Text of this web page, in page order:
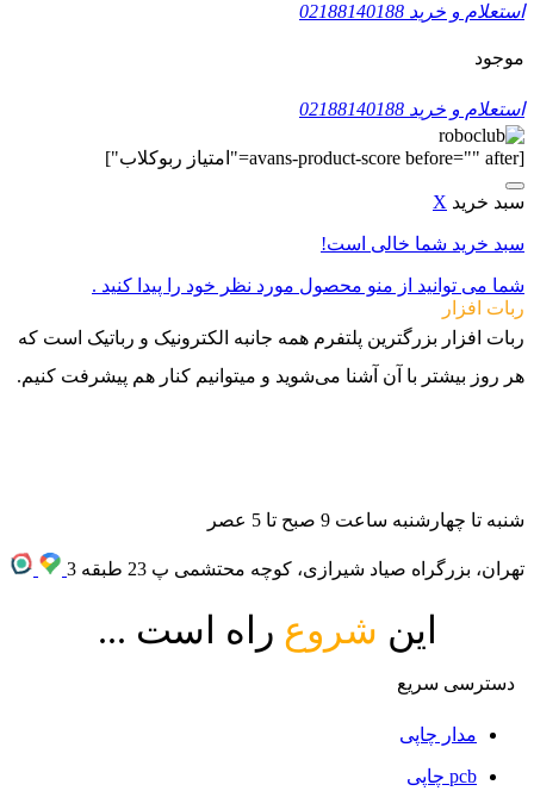
استعلام و خرید 02188140188
موجود
استعلام و خرید 02188140188
[avans-product-score before="" after="امتیاز ربوکلاب"]
سبد خرید X
سبد خرید شما خالی است!
شما می توانید از منو محصول مورد نظر خود را پیدا کنید .
ربات افزار
ربات افزار بزرگترین پلتفرم همه جانبه الکترونیک و رباتیک است که
هر روز بیشتر با آن آشنا می‌شوید و میتوانیم کنار هم پیشرفت کنیم.
شنبه تا چهارشنبه ساعت 9 صبح تا 5 عصر
تهران، بزرگراه صیاد شیرازی، کوچه محتشمی پ 23 طبقه 3
این شروع راه است ...
دسترسی سریع
مدار چاپی
pcb چاپی